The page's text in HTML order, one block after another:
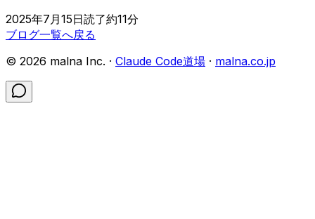
2025年7月15日読了約11分
ブログ一覧へ戻る
© 2026 malna Inc. · Claude Code道場 · malna.co.jp